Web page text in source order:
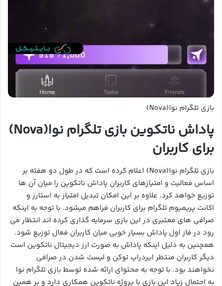
بازی تلگرام نوا(Nova)
پاداش ناتکوین بازی تلگرام نوا(Nova)
برای کاربران
بازی تلگرام نوا(Nova) اعلام کرده است که در طول دو هفته بر
اساس فعالیت و امتیازهای کاربران پاداش ناتکوین را میان آن ها
توزیع خواهد کرد. علاوه بر این امکان تبدیل امتیاز به استارز و
اکانت پریمیوم تلگرام برای کاربران فراهم میشود. با توجه به اینکه
صرافی های معتبری در این بازی سرمایه گذاری کرده اند انتظار می
رود در فاز اول پاداش بسیار خوبی میان کاربران فعال توزیع شود.
همچنین به دلیل اینکه پاداش به صورت ارز دیجیتال ناتکوین است
دیگر کاربران منتظر ایردراپ توکن و لیست شدن در صرافی
نخواهند بود. با توجه به محتوای ارائه شده توسط بازی تلگرام نوا
به احتمال زیاد این بازی با پروژه ناتکوین همکاری دارد و بر همین